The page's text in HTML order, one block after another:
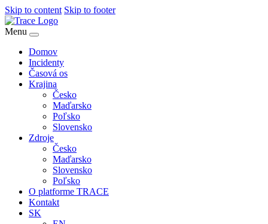
Skip to content Skip to footer
Menu
Domov
Incidenty
Časová os
Krajina
Česko
Maďarsko
Poľsko
Slovensko
Zdroje
Česko
Maďarsko
Slovensko
Poľsko
O platforme TRACE
Kontakt
SK